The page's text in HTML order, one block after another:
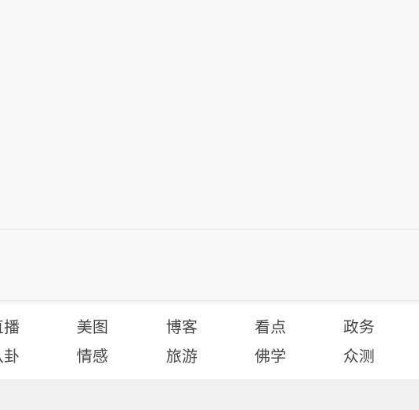
美图 博客 看点
政务
情感 旅游 佛学 众测